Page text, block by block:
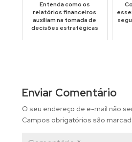
Entenda como os
relatórios financeiros
auxiliam na tomada de
decisões estratégicas
Enviar Comentário
O seu endereço de e-mail não
Campos obrigatórios são